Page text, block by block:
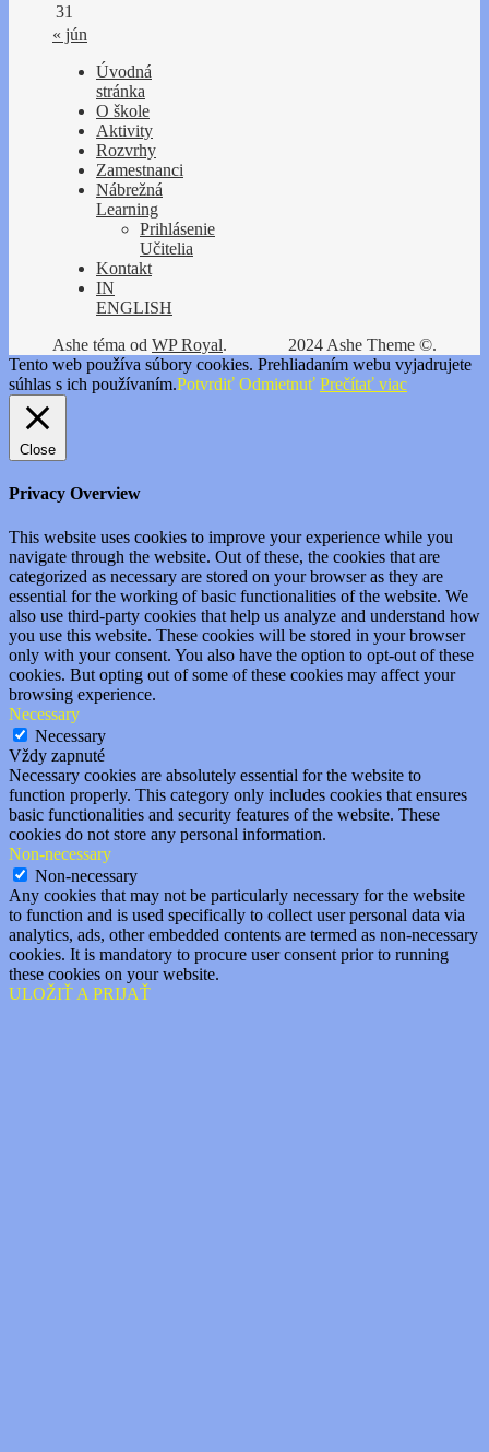
31
« jún
Úvodná
stránka
O škole
Aktivity
Rozvrhy
Zamestnanci
Nábrežná
Learning
Prihlásenie
Učitelia
Kontakt
IN
ENGLISH
2024 Ashe Theme ©.
Ashe téma od WP Royal.
Tento web používa súbory cookies. Prehliadaním webu vyjadrujete
súhlas s ich používaním.Potvrdiť Odmietnuť Prečítať viac
Close
Privacy Overview
This website uses cookies to improve your experience while you
navigate through the website. Out of these, the cookies that are
categorized as necessary are stored on your browser as they are
essential for the working of basic functionalities of the website. We
also use third-party cookies that help us analyze and understand how
you use this website. These cookies will be stored in your browser
only with your consent. You also have the option to opt-out of these
cookies. But opting out of some of these cookies may affect your
browsing experience.
Necessary
Necessary
Vždy zapnuté
Necessary cookies are absolutely essential for the website to
function properly. This category only includes cookies that ensures
basic functionalities and security features of the website. These
cookies do not store any personal information.
Non-necessary
Non-necessary
Any cookies that may not be particularly necessary for the website
to function and is used specifically to collect user personal data via
analytics, ads, other embedded contents are termed as non-necessary
cookies. It is mandatory to procure user consent prior to running
these cookies on your website.
ULOŽIŤ A PRIJAŤ